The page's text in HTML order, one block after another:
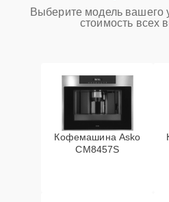
Выберите модель вашего
стоимость всех
Кофемашина Asko
CM8457S